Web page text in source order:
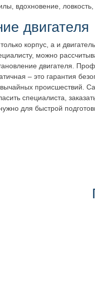
вдохновение, ловкость,
двигателя
корпус, а и
можно
двигателя.
– это гарантия
происшествий.
специалиста,
для быстрой